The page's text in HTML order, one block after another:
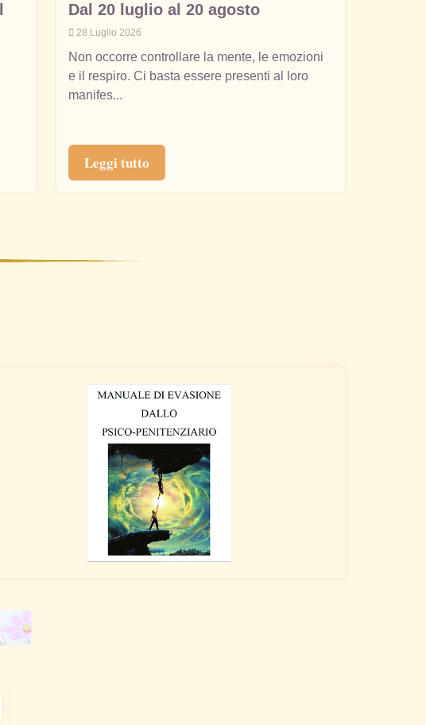
Dal 20 luglio al 20 agosto
28 Luglio 2026
Non occorre controllare la mente, le emozioni
e il respiro. Ci basta essere presenti al loro
manifes...
Leggi tutto